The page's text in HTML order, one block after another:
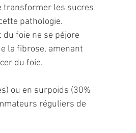
transformer les sucres
pathologie.
foie ne se péjore
la fibrose, amenant
du foie.
ou en surpoids (30%
réguliers de